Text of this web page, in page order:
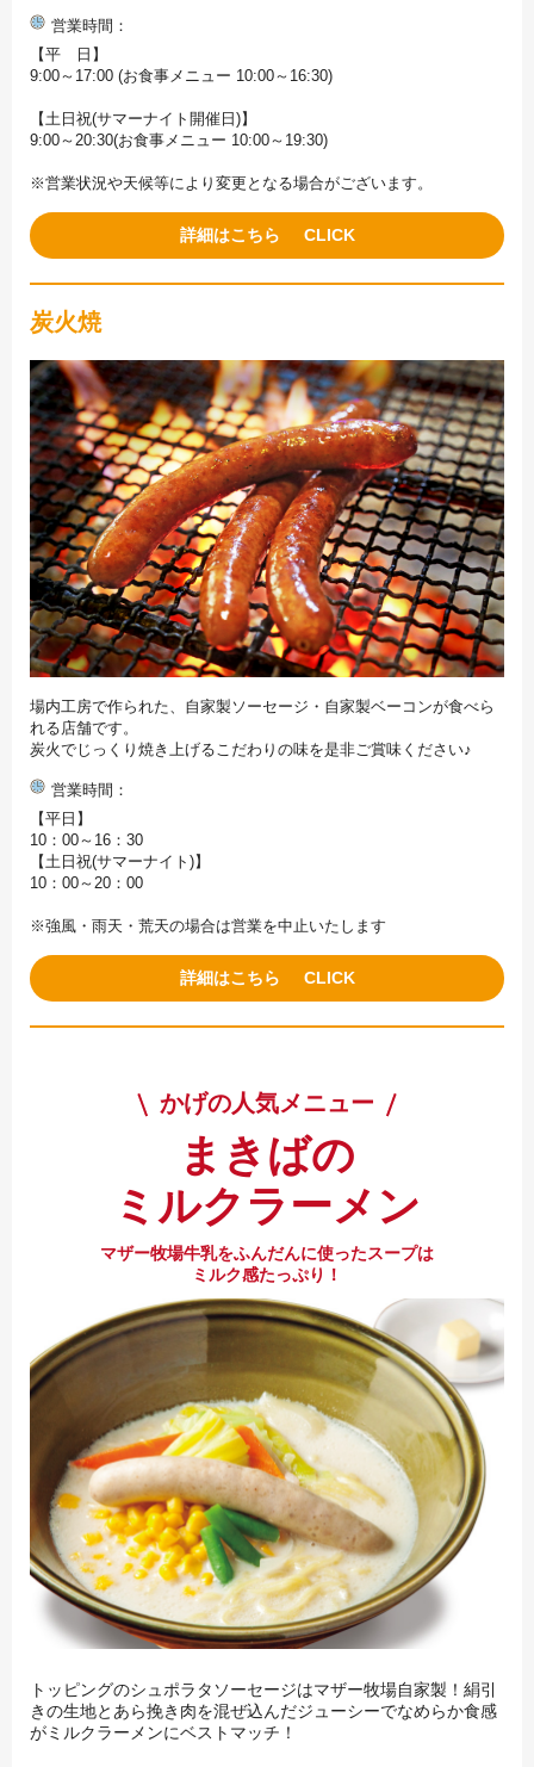
営業時間
【平 日】
9:00～17:00 (お食事メニュー 10:00～16:30)
【土日祝(サマーナイト開催日)】
9:00～20:30(お食事メニュー 10:00～19:30)
※営業状況や天候等により変更となる場合がございます。
詳細はこちら
炭火焼
場内工房で作られた、自家製ソーセージ・自家製ベーコンが食べら
れる店舗です。
炭火でじっくり焼き上げるこだわりの味を是非ご賞味ください♪
営業時間
【平日】
10：00～16：30
【土日祝(サマーナイト)】
10：00～20：00
※強風・雨天・荒天の場合は営業を中止いたします
詳細はこちら
かげの人気メニュー
まきばの
ミルクラーメン
マザー牧場牛乳をふんだんに使ったスープは
ミルク感たっぷり！
トッピングのシュポラタソーセージはマザー牧場自家製！絹引
きの生地とあら挽き肉を混ぜ込んだジューシーでなめらか食感
がミルクラーメンにベストマッチ！